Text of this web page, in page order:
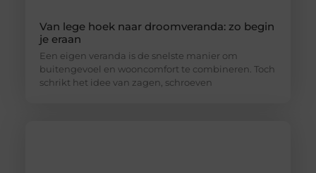
Van lege hoek naar droomveranda: zo begin
je eraan
Een eigen veranda is de snelste manier om
buitengevoel en wooncomfort te combineren. Toch
schrikt het idee van zagen, schroeven